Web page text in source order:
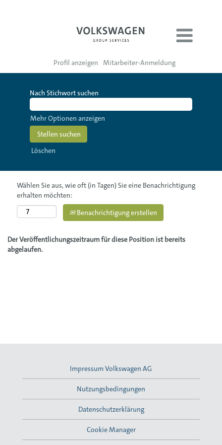
Profil anzeigen Mitarbeiter-Anmeldung
Nach Stichwort suchen
Mehr Optionen anzeigen
Löschen
Wählen Sie aus, wie oft (in Tagen) Sie eine Benachrichtigung
erhalten möchten:
Benachrichtigung erstellen
Der Veröffentlichungszeitraum für diese Position ist bereits
abgelaufen.
Impressum Volkswagen AG
Nutzungsbedingungen
Datenschutzerklärung
Cookie Manager